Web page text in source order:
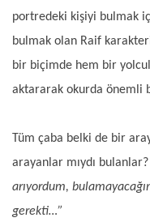
portredeki kişiyi bulmak
bulmak olan Raif
bir biçimde hem bir
aktararak okurda önemli
Tüm çaba belki de bir
arayanlar mıydı bulanlar?
arıyordum,
gerekti…”